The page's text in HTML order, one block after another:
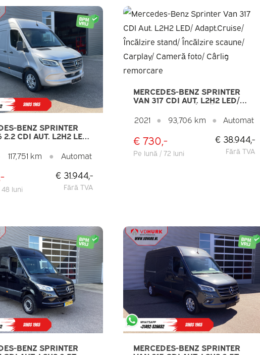
BENZ SPRINTER
2.2 CDI AUT. L2H2 LED/
GEV.STOEL/
360 CAMERA/
270GR.UȘI/ NAVI/
117,751 km ● Automat
luni
€ 31.944,-
Fără TVA
MERCEDES-BENZ SPRINTER
VAN 317 CDI AUT. L2H2 LED/
STAND/ ÎNCĂLZIRE SCAUNE/
CARPLAY/ CAMERĂ FOTO/
2021 ● 93,706 km ● Automat
€ 730,-
Pe lună / 72 luni
€ 38.944,-
Fără TVA
BENZ SPRINTER MERCEDES-BENZ SPRINTER